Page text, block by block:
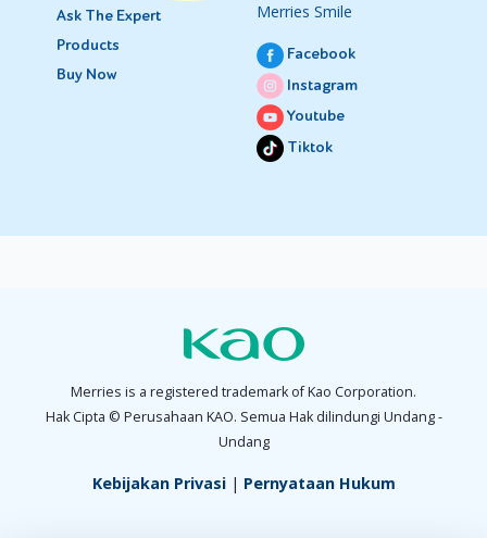
Ask The Expert
Products
Buy Now
Merries Smile
Facebook
Instagram
Youtube
Tiktok
Merries is a registered trademark of Kao Corporation.
Hak Cipta © Perusahaan KAO. Semua Hak dilindungi Undang -
Undang
Kebijakan Privasi| Pernyataan Hukum